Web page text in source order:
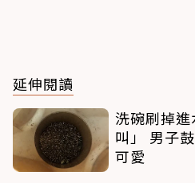
延伸閱讀
洗碗刷掉
叫」 男子
可愛